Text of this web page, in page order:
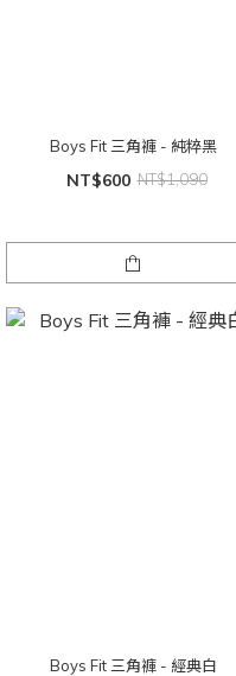
Boys Fit 三角褲 - 純粹黑
NT$600 NT$1,090
Boys Fit 三角褲 - 經典白